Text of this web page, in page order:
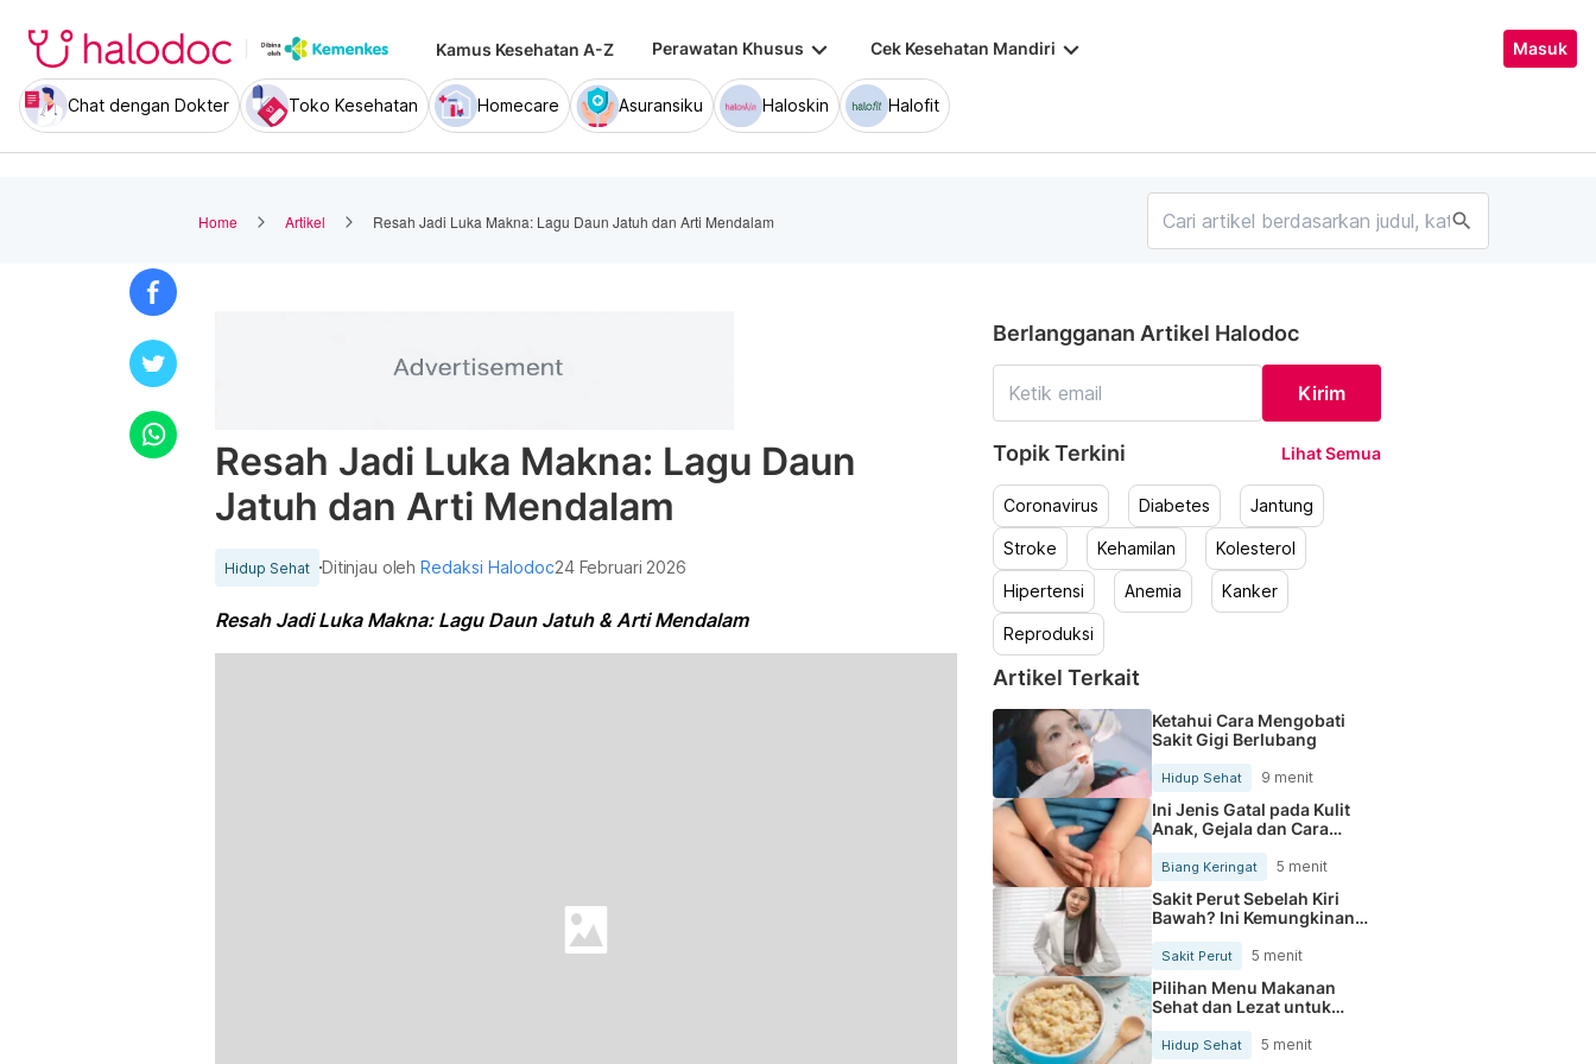
Kamus Kesehatan A-Z Perawatan Khusus keyboard_arrow_down Cek Kesehatan Mandiri keyboard_arrow_down Masuk
Chat dengan Dokter Toko Kesehatan Homecare Asuransiku Haloskin Halofit
Home Artikel Resah Jadi Luka Makna: Lagu Daun Jatuh dan Arti Mendalam search
Resah Jadi Luka Makna: Lagu Daun
Jatuh dan Arti Mendalam
Hidup Sehat Ditinjau olehRedaksi Halodoc24 Februari 2026
Resah Jadi Luka Makna: Lagu Daun Jatuh & Arti Mendalam
Berlangganan Artikel Halodoc
Kirim
Topik Terkini Lihat Semua
Coronavirus Diabetes Jantung
Stroke Kehamilan Kolesterol
Hipertensi Anemia Kanker
Reproduksi
Artikel Terkait
Ketahui Cara Mengobati
Sakit Gigi Berlubang
Hidup Sehat 9 menit
Ini Jenis Gatal pada Kulit
Anak, Gejala dan Cara
Mengobatinya
Biang Keringat 5 menit
Sakit Perut Sebelah Kiri
Bawah? Ini Kemungkinan
Sakit Perut 5 menit
Pilihan Menu Makanan
Sehat dan Lezat untuk
Mengurangi Kolesterol
Hidup Sehat 5 menit